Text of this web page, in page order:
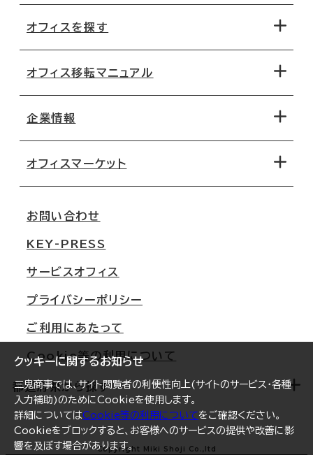
クッキーに関するお知らせ
三鬼商事では、サイト閲覧者の利便性向上(サイトのサービス・各種
入力補助)のためにCookieを使用します。
詳細についてはCookie等の利用についてをご確認ください。
Cookieをブロックすると、お客様へのサービスの提供や改善に影
響を及ぼす場合があります。
オフィスを探す
地図から探す
路線・駅から探す
オフィス移転マニュアル
移転コストシミュレーション
移転スケジュール
オフィス移転Q&A
企業情報
オフィスマーケット
大阪
名古屋
札幌
仙台
横浜
福岡
オフィスリポート
ログイン
お問い合わせ
KEY-PRESS
サービスオフィス
プライバシーポリシー
ご利用にあたって
Cookie等の利用について
都道府県から探す
北海道 Copyright Miki Shoji Co.,ltd